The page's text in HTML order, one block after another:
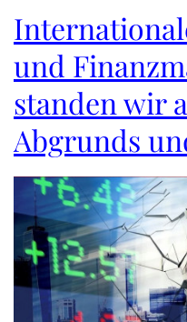
und
standen wir
Abgrunds